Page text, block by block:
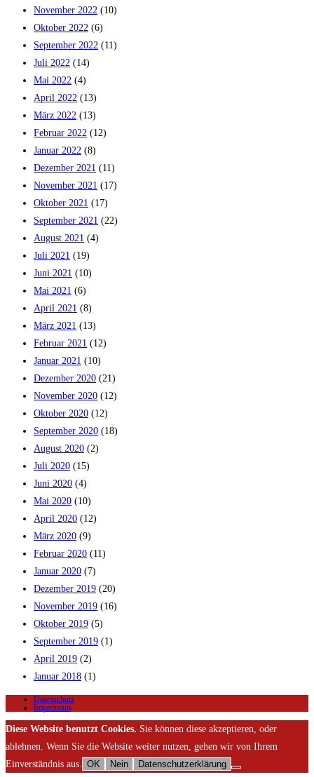
November 2022 (10)
Oktober 2022 (6)
September 2022 (11)
Juli 2022 (14)
Mai 2022 (4)
April 2022 (13)
März 2022 (13)
Februar 2022 (12)
Januar 2022 (8)
Dezember 2021 (11)
November 2021 (17)
Oktober 2021 (17)
September 2021 (22)
August 2021 (4)
Juli 2021 (19)
Juni 2021 (10)
Mai 2021 (6)
April 2021 (8)
März 2021 (13)
Februar 2021 (12)
Januar 2021 (10)
Dezember 2020 (21)
November 2020 (12)
Oktober 2020 (12)
September 2020 (18)
August 2020 (2)
Juli 2020 (15)
Juni 2020 (4)
Mai 2020 (10)
April 2020 (12)
März 2020 (9)
Februar 2020 (11)
Januar 2020 (7)
Dezember 2019 (20)
November 2019 (16)
Oktober 2019 (5)
September 2019 (1)
April 2019 (2)
Januar 2018 (1)
Datenschutz
Impressum
Diese Website benutzt Cookies. Sie können diese akzeptieren, oder
ablehnen. Wenn Sie die Website weiter nutzen, gehen wir von Ihrem
Einverständnis aus.
OK Nein Datenschutzerklärung